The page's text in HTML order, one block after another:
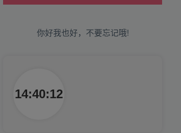
腰也不酸了！
工作也轻松了！
你好我也好，不要忘记哦!
14:40:14